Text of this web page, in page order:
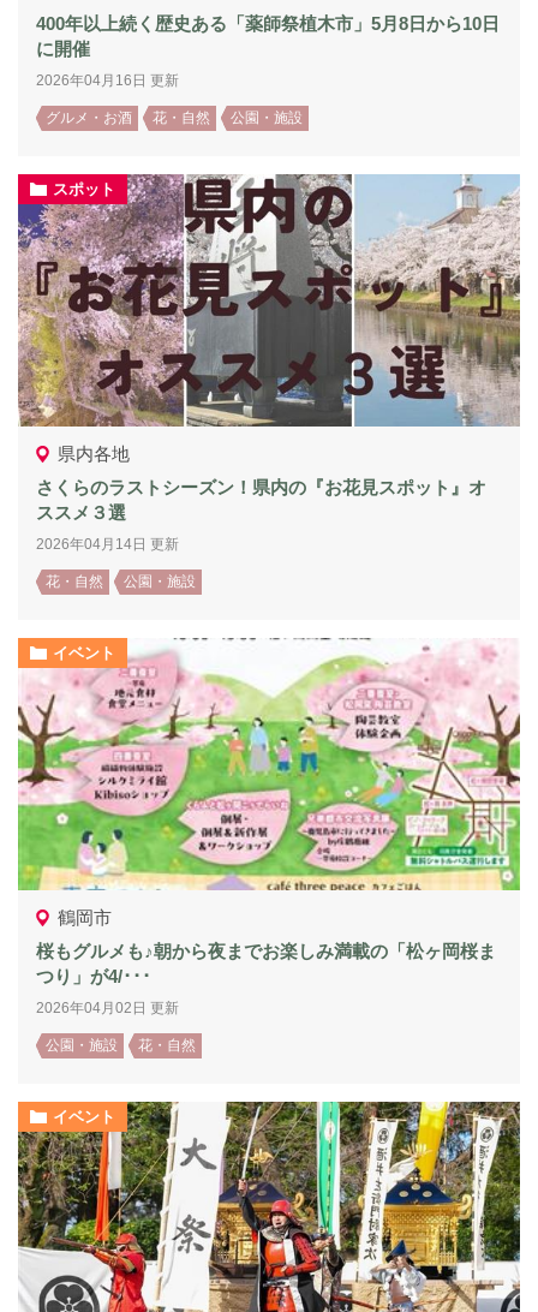
400年以上続く歴史ある「薬師祭植木市」5月8日から10日
に開催
2026年04月16日 更新
グルメ・お酒 花・自然 公園・施設
スポット
県内各地
さくらのラストシーズン！県内の『お花見スポット』オ
ススメ３選
2026年04月14日 更新
花・自然 公園・施設
イベント
鶴岡市
桜もグルメも♪朝から夜までお楽しみ満載の「松ヶ岡桜ま
つり」が4/･･･
2026年04月02日 更新
公園・施設 花・自然
イベント